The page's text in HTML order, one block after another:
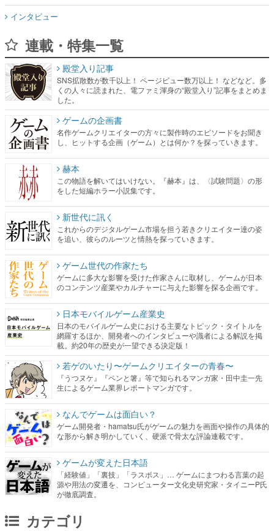
インタビュー
連載・特集一覧
殿堂入り記事
SNS拡散数が数千以上！ ページビュー数万以上！ などなど。多
くの人々に読まれた、電ファミ渾身の“殿堂入り”記事をまとめま
した。
ゲームの企画書
名作ゲームクリエイターの方々に製作時のエピソードをお聞き
し、ヒットする企画（ゲーム）とは何か？を探っていきます。
赫本
この物語を解いてはいけない。『赫本』は、〈試験問題〉の形
をした短編ホラー小説集です。
新世代に訊く
これからのデジタルゲーム市場を担う若きクリエイター達の姿
を追い、彼らのルーツと情熱を探っていきます。
ゲーム世代の作家たち
ゲームに多大な影響を受けた作家さんに取材し、ゲームが日本
のコンテンツ産業やカルチャーに与えた影響を探る企画です。
日本モバイルゲーム産業史
日本のモバイルゲーム史における主要なトピック・タイトルを
網羅するほか、開発者へのインタビューや識者による解説を掲
載。約20年の歴史が一望できる決定版！
若ゲのいたり〜ゲームクリエイターの青春〜
『うつヌケ』『ペンと箸』等で知られるマンガ家・田中圭一先
生によるゲーム業界レポートマンガです。
なんでゲームは面白い？
ゲーム開発者・hamatsu氏がゲームの魅力を画面や操作の具体的
な形から解き明かしていく、硬派で骨太な評論連載です。
ゲームが変えた日本語
「経験値」「裏技」「ラスボス」… ゲームにまつわる言葉の起
源や用法の変遷を、コンピューター文化史研究家・タイニーP氏
が徹底調査。
カテゴリ